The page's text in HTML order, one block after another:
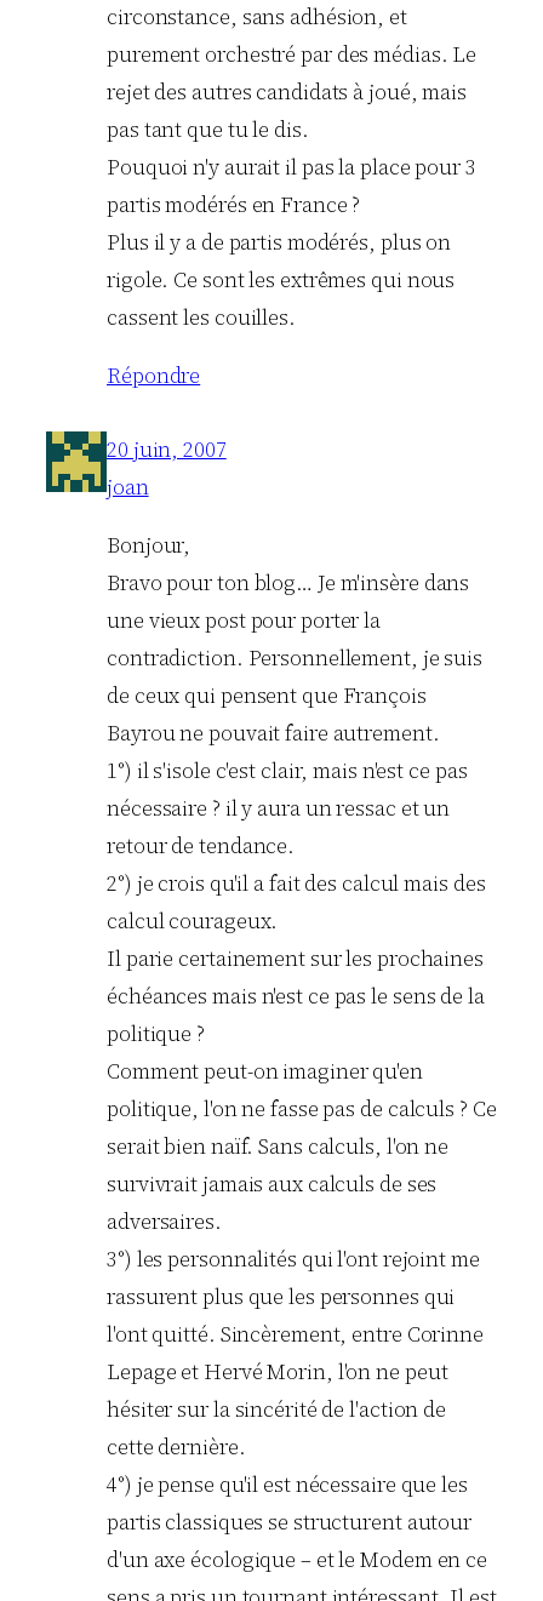
circonstance, sans adhésion, et
purement orchestré par des médias. Le
rejet des autres candidats à joué, mais
pas tant que tu le dis.
Pouquoi n'y aurait il pas la place pour 3
partis modérés en France ?
Plus il y a de partis modérés, plus on
rigole. Ce sont les extrêmes qui nous
cassent les couilles.
Répondre
20 juin, 2007
joan
Bonjour,
Bravo pour ton blog… Je m'insère dans
une vieux post pour porter la
contradiction. Personnellement, je suis
de ceux qui pensent que François
Bayrou ne pouvait faire autrement.
1°) il s'isole c'est clair, mais n'est ce pas
nécessaire ? il y aura un ressac et un
retour de tendance.
2°) je crois qu'il a fait des calcul mais des
calcul courageux.
Il parie certainement sur les prochaines
échéances mais n'est ce pas le sens de la
politique ?
Comment peut-on imaginer qu'en
politique, l'on ne fasse pas de calculs ? Ce
serait bien naïf. Sans calculs, l'on ne
survivrait jamais aux calculs de ses
adversaires.
3°) les personnalités qui l'ont rejoint me
rassurent plus que les personnes qui
l'ont quitté. Sincèrement, entre Corinne
Lepage et Hervé Morin, l'on ne peut
hésiter sur la sincérité de l'action de
cette dernière.
4°) je pense qu'il est nécessaire que les
partis classiques se structurent autour
d'un axe écologique – et le Modem en ce